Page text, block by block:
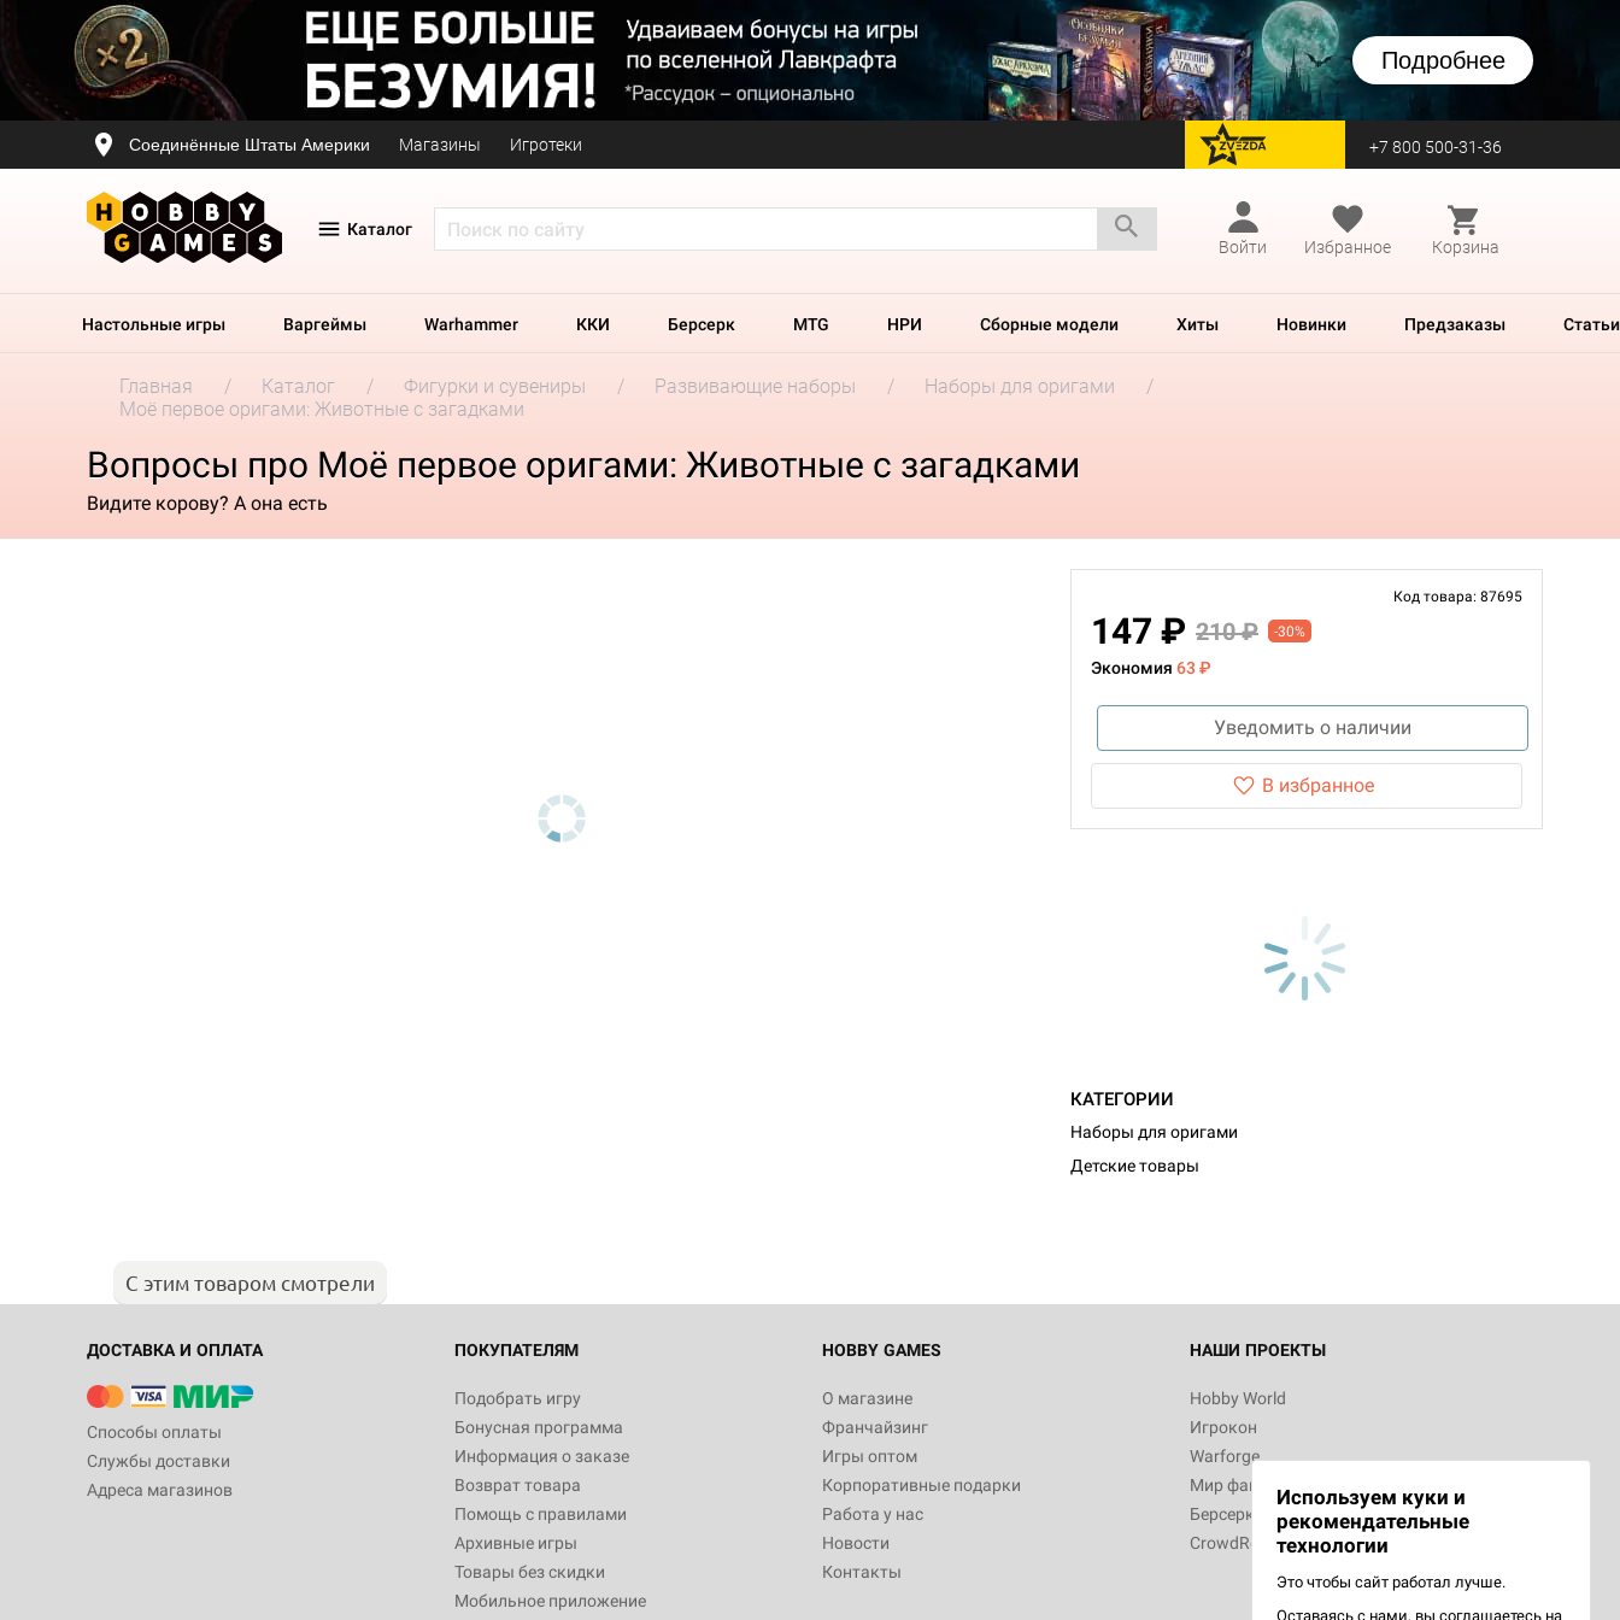
Подробнее
Соединённые Штаты Америки Магазины Игротеки перейти на Zvezda +7 800 500-31-36
Каталог
Войти
Избранное Корзина
Настольные игры Варгеймы Warhammer ККИ Берсерк MTG НРИ Сборные модели Хиты Новинки Предзаказы Статьи
Главная Каталог Фигурки и сувениры Развивающие наборы
Наборы для оригами
Моё первое оригами: Животные с загадками
Вопросы про Моё первое оригами: Животные с загадками
Видите корову? А она есть
Код товара: 87695
147 ₽ 210 ₽ -30%
Экономия 63 ₽
Уведомить о наличии
В избранное
КАТЕГОРИИ
Наборы для оригами
Детские товары
С этим товаром смотрели
ДОСТАВКА И ОПЛАТА
Способы оплаты
Службы доставки
Адреса магазинов
ПОКУПАТЕЛЯМ
Подобрать игру
Бонусная программа
Информация о заказе
Возврат товара
Помощь с правилами
Архивные игры
Товары без скидки
Мобильное приложение
HOBBY GAMES
О магазине
Франчайзинг
Игры оптом
Корпоративные подарки
Работа у нас
Новости
Контакты
НАШИ ПРОЕКТЫ
Hobby World
Игрокон
Warforge
Мир фантастики
Берсерк
CrowdRepublic
Используем куки и
рекомендательные
технологии
Это чтобы сайт работал лучше.
Оставаясь с нами, вы соглашаетесь на